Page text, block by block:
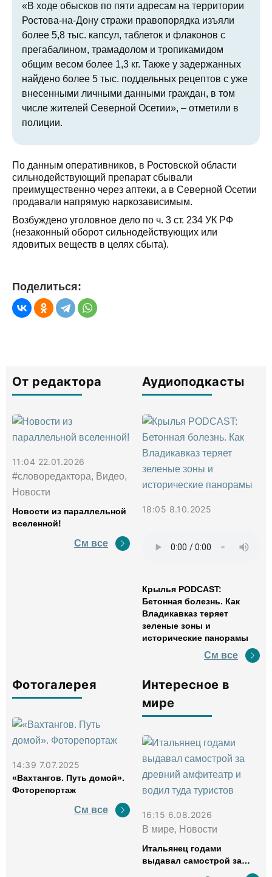
«В ходе обысков по пяти адресам на территории
Ростова-на-Дону стражи правопорядка изъяли
более 5,8 тыс. капсул, таблеток и флаконов с
прегабалином, трамадолом и тропикамидом
общим весом более 1,3 кг. Также у задержанных
найдено более 5 тыс. поддельных рецептов с уже
внесенными личными данными граждан, в том
числе жителей Северной Осетии», – отметили в
полиции.
По данным оперативников, в Ростовской области
сильнодействующий препарат сбывали
преимущественно через аптеки, а в Северной Осетии
продавали напрямую наркозависимым.
Возбуждено уголовное дело по ч. 3 ст. 234 УК РФ
(незаконный оборот сильнодействующих или
ядовитых веществ в целях сбыта).
Поделиться:
От редактора
11:04 22.01.2026
#словоредактора, Видео,
Новости
Новости из параллельной
вселенной!
См все
Аудиоподкасты
18:05 8.10.2025
Крылья PODCAST:
Бетонная болезнь. Как
Владикавказ теряет
зеленые зоны и
исторические панорамы
См все
Фотогалерея
14:39 7.07.2025
«Вахтангов. Путь домой».
Фоторепортаж
См все
Интересное в
мире
16:15 6.08.2026
В мире, Новости
Итальянец годами
выдавал самострой за